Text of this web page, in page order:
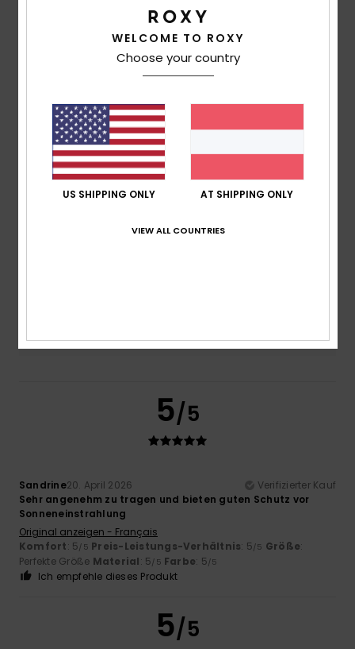
basierend auf2 verifizierten Bewertungen
2026
100% unserer Kunden empfehlen dieses Produkt
Komfort
Preis-Leistungs-Verhältnis
5/5
Sandrine20. April 2026
Verifizierter Kauf
Sehr angenehm zu tragen und bieten guten Schutz vor
Sonneneinstrahlung
Original anzeigen - Français
Komfort: 5/5 Preis-Leistungs-Verhältnis: 5/5 Größe:
Perfekte Größe Material: 5/5 Farbe: 5/5
Ich empfehle dieses Produkt
5/5
WELCOME TO ROXY
Choose your country
US SHIPPING ONLY AT SHIPPING ONLY
VIEW ALL COUNTRIES